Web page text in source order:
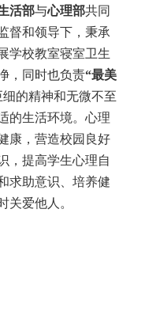
活部与心理部共同
督和领导下，秉承
学校教室寝室卫生
，同时也负责“最美
的精神和无微不至
的生活环境。心理
康，营造校园良好
，提高学生心理自
求助意识、培养健
关爱他人。